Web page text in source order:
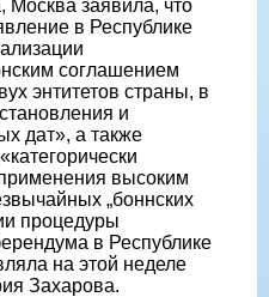
заявила, что
в Республике
соглашением
энтитетов страны, в
и
дат», а также
высоким
„боннских
процедуры
в Республике
на этой неделе
Захарова.